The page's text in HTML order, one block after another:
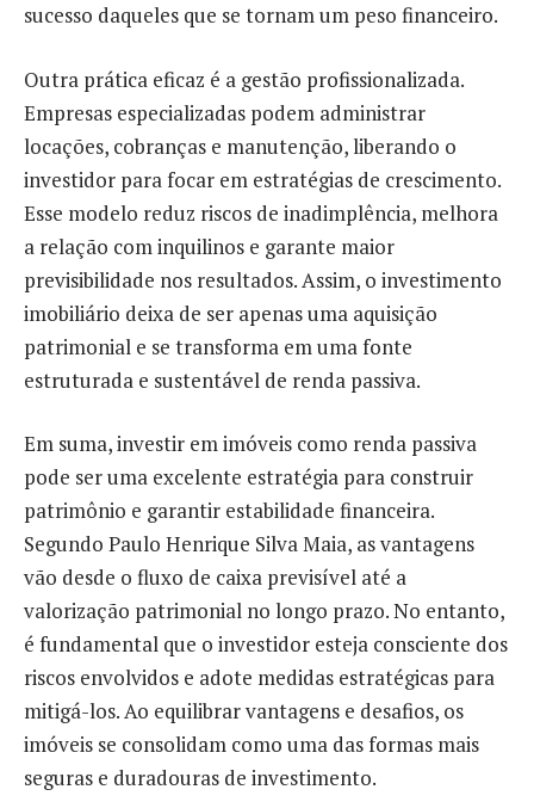
sucesso daqueles que se tornam um peso financeiro.
Outra prática eficaz é a gestão profissionalizada.
Empresas especializadas podem administrar
locações, cobranças e manutenção, liberando o
investidor para focar em estratégias de crescimento.
Esse modelo reduz riscos de inadimplência, melhora
a relação com inquilinos e garante maior
previsibilidade nos resultados. Assim, o investimento
imobiliário deixa de ser apenas uma aquisição
patrimonial e se transforma em uma fonte
estruturada e sustentável de renda passiva.
Em suma, investir em imóveis como renda passiva
pode ser uma excelente estratégia para construir
patrimônio e garantir estabilidade financeira.
Segundo Paulo Henrique Silva Maia, as vantagens
vão desde o fluxo de caixa previsível até a
valorização patrimonial no longo prazo. No entanto,
é fundamental que o investidor esteja consciente dos
riscos envolvidos e adote medidas estratégicas para
mitigá-los. Ao equilibrar vantagens e desafios, os
imóveis se consolidam como uma das formas mais
seguras e duradouras de investimento.